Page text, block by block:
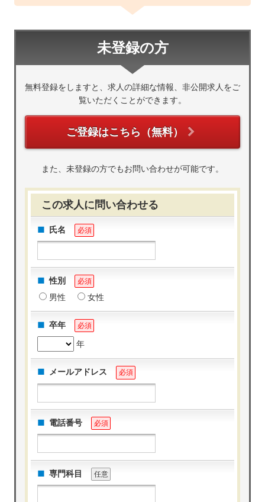
未登録の方
無料登録をしますと、求人の詳細な情報、非公開求人をご
覧いただくことができます。
ご登録はこちら（無料）
また、未登録の方でもお問い合わせが可能です。
この求人に問い合わせる
氏名 必須
性別 必須
男性 女性
卒年 必須
年
メールアドレス 必須
電話番号 必須
専門科目 任意